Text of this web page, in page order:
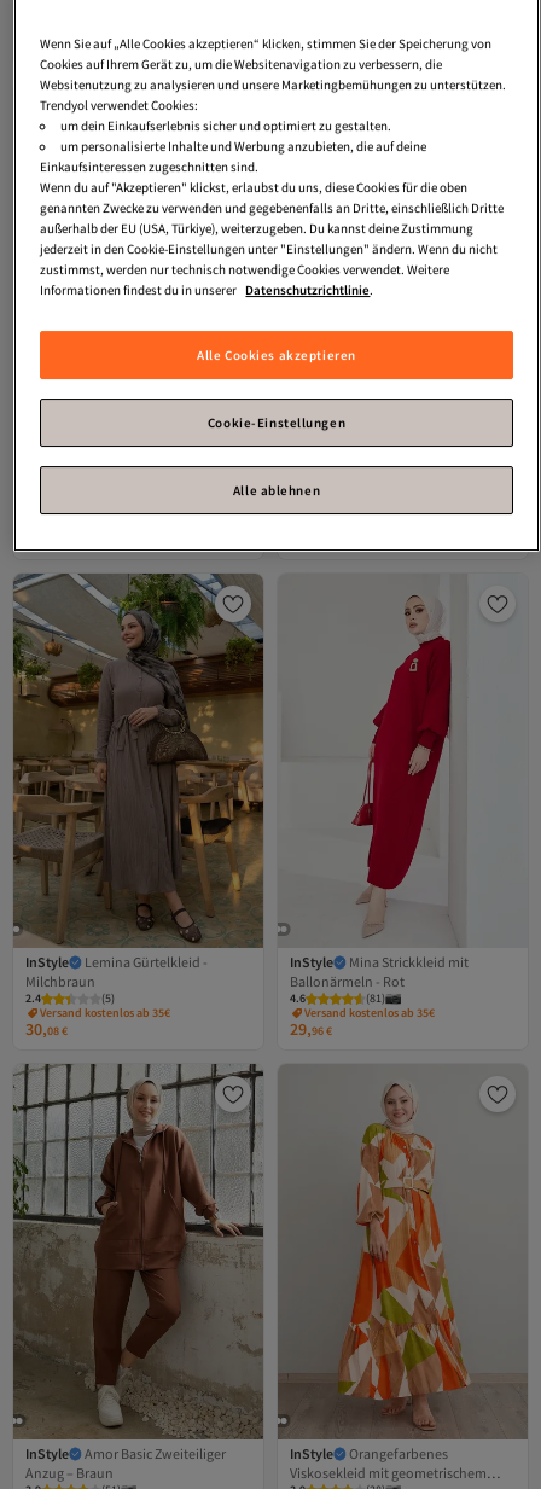
Gratis Versand
Versand Kostenlos
41,70€
Gratis Versand
Versand Kostenlos
35,58€
InStyle
Arissa Rollkragenpullover,
InStyle
Nesya Seersucker-Kleid mit
Rüschensaum – Flieder
InStyle
Lemina Gürtelkleid -
Milchbraun
2.4 (5)
Versand kostenlos ab 35€
30,08€
InStyle
Mina Strickkleid mit
Ballonärmeln - Rot
4.6 (81)
Versand kostenlos ab 35€
29,96€
InStyle
Amor Basic Zweiteiliger
Anzug – Braun
InStyle
Orangefarbenes
Viskosekleid mit geometrischem
Wenn Sie auf „Alle Cookies akzeptieren“ klicken, stimmen Sie der Speicherung von
Cookies auf Ihrem Gerät zu, um die Websitenavigation zu verbessern, die
Websitenutzung zu analysieren und unsere Marketingbemühungen zu unterstützen.
Trendyol verwendet Cookies:
um dein Einkaufserlebnis sicher und optimiert zu gestalten.
um personalisierte Inhalte und Werbung anzubieten, die auf deine
Einkaufsinteressen zugeschnitten sind.
Wenn du auf "Akzeptieren" klickst, erlaubst du uns, diese Cookies für die oben
genannten Zwecke zu verwenden und gegebenenfalls an Dritte, einschließlich Dritte
außerhalb der EU (USA, Türkiye), weiterzugeben. Du kannst deine Zustimmung
jederzeit in den Cookie-Einstellungen unter "Einstellungen" ändern. Wenn du nicht
zustimmst, werden nur technisch notwendige Cookies verwendet. Weitere
Informationen findest du in unserer Datenschutzrichtlinie.
Alle Cookies akzeptieren
Cookie-Einstellungen
Alle ablehnen